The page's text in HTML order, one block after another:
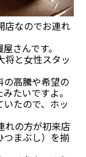
店なのでお連れ
さんです。
将と女性スタッ
の高騰や希望の
たいですよ。
たので、ホッ
れの方が初来店
つまぶし）を揃